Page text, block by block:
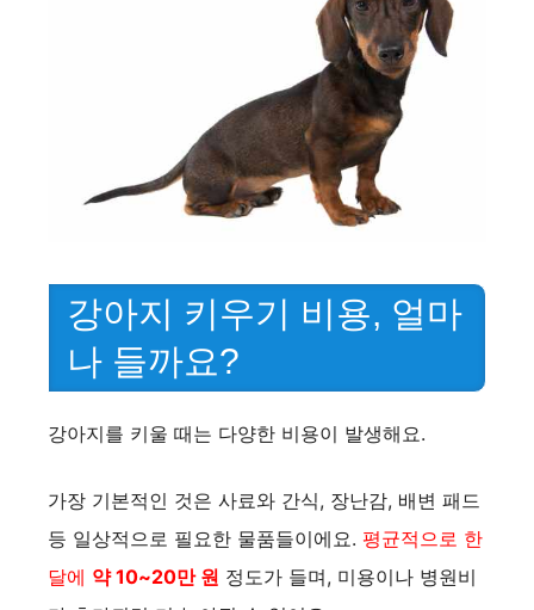
강아지 키우기 비용, 얼마
나 들까요?
강아지를 키울 때는 다양한 비용이 발생해요.
가장 기본적인 것은 사료와 간식, 장난감, 배변 패드
등 일상적으로 필요한 물품들이에요. 평균적으로 한
달에 약 10~20만 원 정도가 들며, 미용이나 병원비